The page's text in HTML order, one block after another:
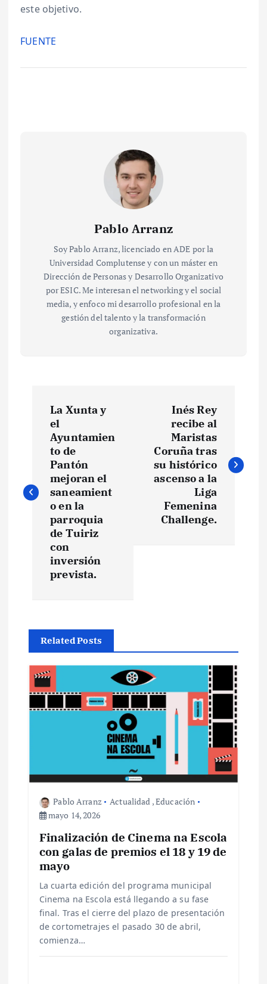
este objetivo.
FUENTE
Pablo Arranz
Soy Pablo Arranz, licenciado en ADE por la
Universidad Complutense y con un máster en
Dirección de Personas y Desarrollo Organizativo
por ESIC. Me interesan el networking y el social
media, y enfoco mi desarrollo profesional en la
gestión del talento y la transformación
organizativa.
e
ó
n
d
e
n
La Xunta y
el
Ayuntamien
to de
Pantón
mejoran el
saneamient
o en la
parroquia
de Tuiriz
con
inversión
prevista.
Inés Rey
recibe al
Maristas
Coruña tras
su histórico
ascenso a la
Liga
Femenina
Challenge.
Related Posts
Pablo Arranz Actualidad ,Educación
mayo 14, 2026
Finalización de Cinema na Escola
con galas de premios el 18 y 19 de
mayo
La cuarta edición del programa municipal
Cinema na Escola está llegando a su fase
final. Tras el cierre del plazo de presentación
de cortometrajes el pasado 30 de abril,
comienza…